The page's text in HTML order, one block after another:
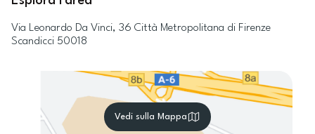
Via Leonardo Da Vinci, 36 Città Metropolitana di Firenze
Scandicci 50018
Vedi sulla Mappa